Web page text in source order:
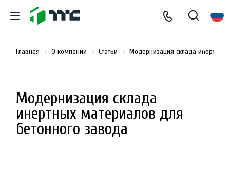
Модернизация склада
инертных материалов для
бетонного завода
Главная О компании Статьи Модернизация склада инертных